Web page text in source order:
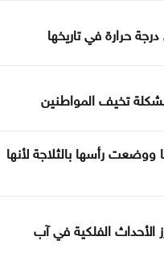
السريع إلى مقاول
أمانة عمّان تبدأ المرحلة الأولى بإدخال 50 آلية لتطوير
حرارة في تاريخها
تخيف المواطنين
رأسها بالثلاجة لأنها
الأحداث الفلكية في آب